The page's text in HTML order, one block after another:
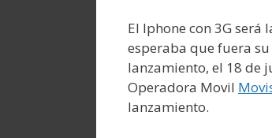
El Iphone con 3G será
esperaba que fuera
lanzamiento, el 18 de
Operadora Movil
lanzamiento.